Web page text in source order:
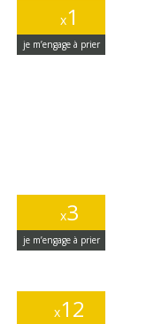
x1
je m’engage à prier
x3
je m’engage à prier
x12